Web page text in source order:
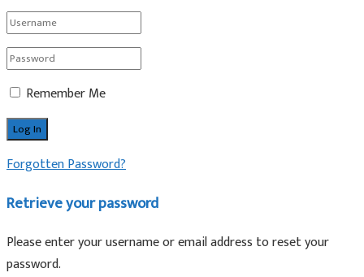
Remember Me
Forgotten Password?
Retrieve your password
Please enter your username or email address to reset your
password.